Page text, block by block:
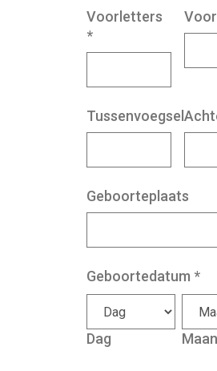
Voorletters
*
Tussenvoegsel
Geboorteplaats
Geboortedatum *
Dag